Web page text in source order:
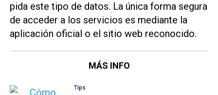
pida este tipo de datos. La única forma segura
de acceder a los servicios es mediante la
aplicación oficial o el sitio web reconocido.
MÁS INFO
Tips